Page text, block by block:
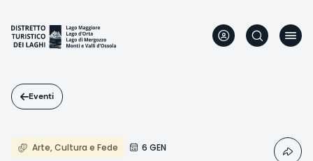
contenuto
principale
Eventi
Arte, Cultura e Fede 6 GEN